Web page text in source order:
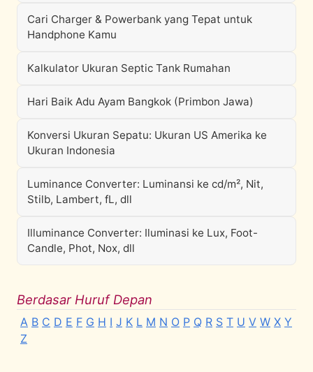
Cari Charger & Powerbank yang Tepat untuk
Handphone Kamu
Kalkulator Ukuran Septic Tank Rumahan
Hari Baik Adu Ayam Bangkok (Primbon Jawa)
Konversi Ukuran Sepatu: Ukuran US Amerika ke
Ukuran Indonesia
Luminance Converter: Luminansi ke cd/m², Nit,
Stilb, Lambert, fL, dll
Illuminance Converter: Iluminasi ke Lux, Foot-
Candle, Phot, Nox, dll
Berdasar Huruf Depan
A B C D E F G H I J K L M N O P Q R S T U V W X Y
Z